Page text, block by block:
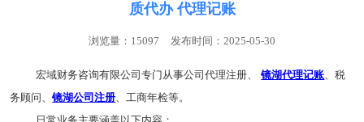
质代办 代理记账
浏览量：15097 发布时间：2025-05-30
宏域财务咨询有限公司专门从事公司代理注册、镜湖代理记账、税
务顾问、镜湖公司注册、工商年检等。